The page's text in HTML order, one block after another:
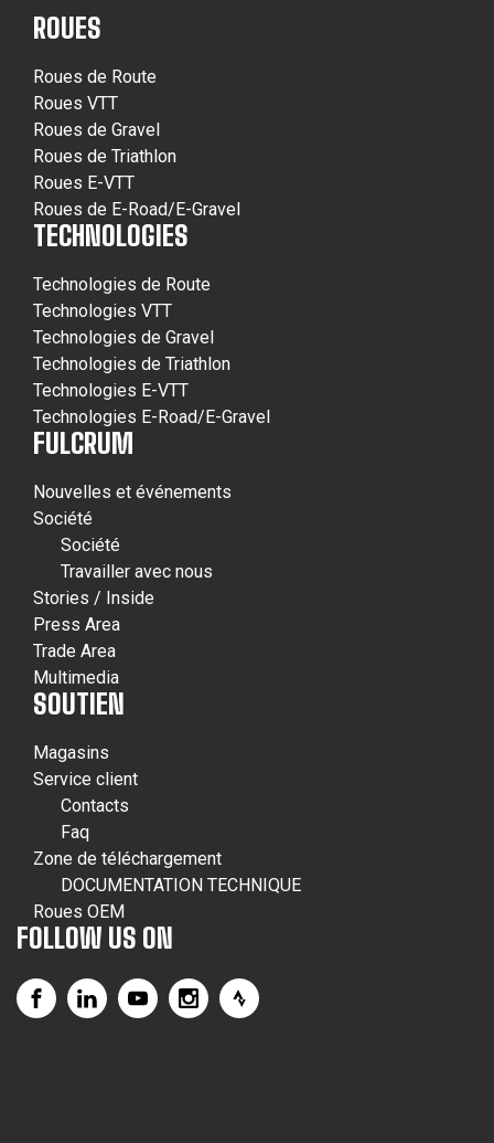
ROUES
Roues de Route
Roues VTT
Roues de Gravel
Roues de Triathlon
Roues E-VTT
Roues de E-Road/E-Gravel
TECHNOLOGIES
Technologies de Route
Technologies VTT
Technologies de Gravel
Technologies de Triathlon
Technologies E-VTT
Technologies E-Road/E-Gravel
FULCRUM
Nouvelles et événements
Société
Société
Travailler avec nous
Stories / Inside
Press Area
Trade Area
Multimedia
SOUTIEN
Magasins
Service client
Contacts
Faq
Zone de téléchargement
DOCUMENTATION TECHNIQUE
Roues OEM
FOLLOW US ON